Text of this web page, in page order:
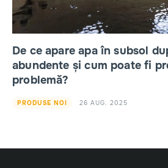
De ce apare apa în subsol
abundente și cum poate fi
problemă?
PRODUSE NOI 26 AUG. 2025